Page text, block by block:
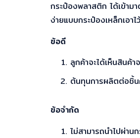
กระป๋องพลาสติก ได้เข้า
ง่ายแบบกระป๋องเหล็กเอ
ข้อดี
ลูกค้าจะได้เห็นสินค้
ต้นทุนการผลิตต่อชิ้น
ข้อจำกัด
ไม่สามารถนำไปผ่า